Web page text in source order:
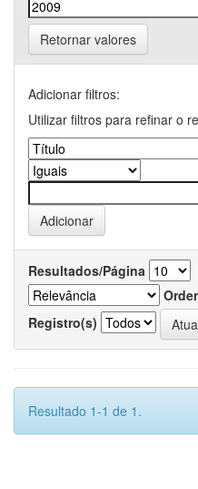
Retornar valores
Adicionar filtros:
Utilizar filtros para refinar o
Resultados/Página
Registro(s)
Resultado 1-1 de 1.